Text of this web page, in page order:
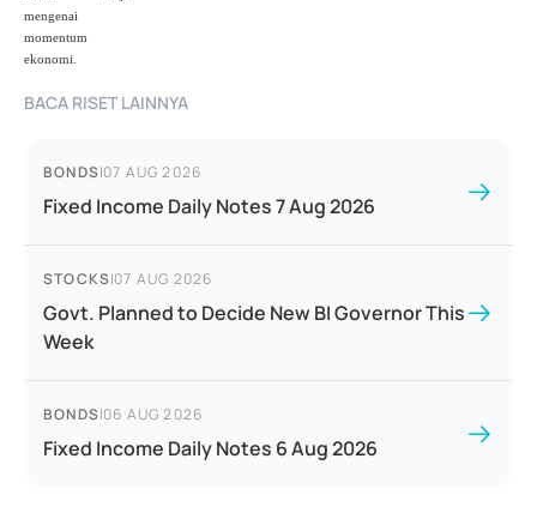
mengenai
momentum
ekonomi.
BACA RISET LAINNYA
BONDS|07 AUG 2026
Fixed Income Daily Notes 7 Aug 2026
STOCKS|07 AUG 2026
Govt. Planned to Decide New BI Governor This
Week
BONDS|06 AUG 2026
Fixed Income Daily Notes 6 Aug 2026